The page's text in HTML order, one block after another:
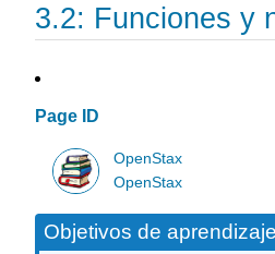
3.2: Funciones y
Page ID
OpenStax
OpenStax
Objetivos de aprendizaje